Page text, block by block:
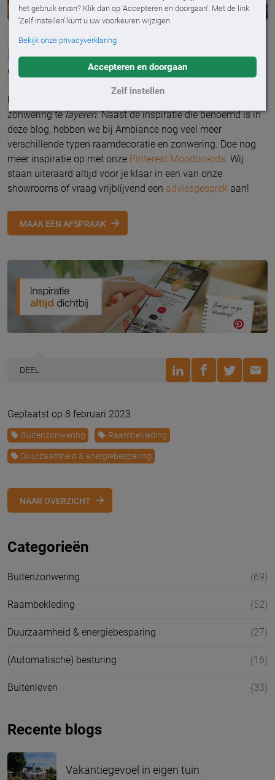
het gebruik ervan? Klik dan op 'Accepteren en doorgaan'. Met de link
'Zelf instellen' kunt u uw voorkeuren wijzigen.
Bekijk onze privacyverklaring
Accepteren en doorgaan
Zelf instellen
Doe nog meer inspiratie op voor
‘layering’ bij jou thuis
Er is genoeg inspiratie om je raamdecoratie met je
zonwering telayeren. Naast de inspiratie die benoemd is in
deze blog, hebben we bij Ambiance nog veel meer
verschillende typen raamdecoratie en zonwering. Doe nog
meer inspiratie op met onze Pinterest Moodboards . Wij
staan uiteraard altijd voor je klaar in een van onze
showrooms of vraag vrijblijvend een adviesgesprek aan!
MAAK EEN AFSPRAAK
DEEL
Geplaatst op 8 februari 2023
Buitenzonwering Raambekleding
Duurzaamheid & energiebesparing
NAAR OVERZICHT
Categorieën
Buitenzonwering (69)
Raambekleding (52)
Duurzaamheid & energiebesparing (27)
(Automatische) besturing (16)
Buitenleven (33)
Recente blogs
Vakantiegevoel in eigen tuin